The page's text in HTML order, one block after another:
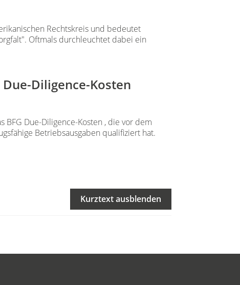
Rechtskreis und bedeutet
Oftmals durchleuchtet dabei ein
Diligence-Kosten
Due-Diligence-Kosten , die vor dem
Betriebsausgaben qualifiziert hat.
Kurztext ausblenden